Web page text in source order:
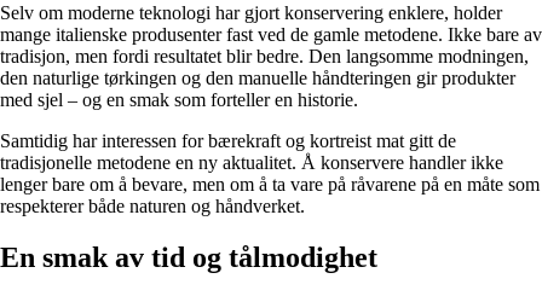
Selv om moderne teknologi har gjort konservering enklere, holder
mange italienske produsenter fast ved de gamle metodene. Ikke bare av
tradisjon, men fordi resultatet blir bedre. Den langsomme modningen,
den naturlige tørkingen og den manuelle håndteringen gir produkter
med sjel – og en smak som forteller en historie.
Samtidig har interessen for bærekraft og kortreist mat gitt de
tradisjonelle metodene en ny aktualitet. Å konservere handler ikke
lenger bare om å bevare, men om å ta vare på råvarene på en måte som
respekterer både naturen og håndverket.
En smak av tid og tålmodighet